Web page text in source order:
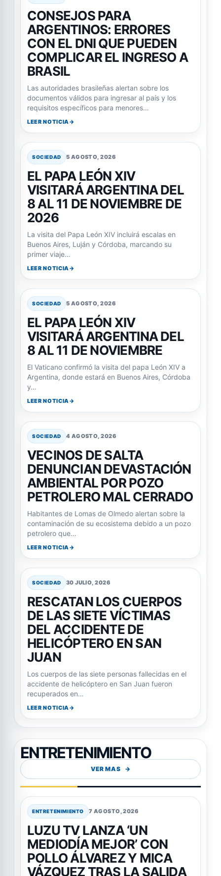
CONSEJOS PARA
ARGENTINOS: ERRORES
CON EL DNI QUE PUEDEN
COMPLICAR EL INGRESO A
BRASIL
Las autoridades brasileñas alertan sobre los
documentos válidos para ingresar al país y los
requisitos específicos para menores…
LEER NOTICIA
SOCIEDAD 5 AGOSTO, 2026
EL PAPA LEÓN XIV
VISITARÁ ARGENTINA DEL
8 AL 11 DE NOVIEMBRE DE
2026
La visita del Papa León XIV incluirá escalas en
Buenos Aires, Luján y Córdoba, marcando su
primer viaje…
LEER NOTICIA
SOCIEDAD 5 AGOSTO, 2026
EL PAPA LEÓN XIV
VISITARÁ ARGENTINA DEL
8 AL 11 DE NOVIEMBRE
El Vaticano confirmó la visita del papa León XIV a
Argentina, donde estará en Buenos Aires, Córdoba
y…
LEER NOTICIA
SOCIEDAD 4 AGOSTO, 2026
VECINOS DE SALTA
DENUNCIAN DEVASTACIÓN
AMBIENTAL POR POZO
PETROLERO MAL CERRADO
Habitantes de Lomas de Olmedo alertan sobre la
contaminación de su ecosistema debido a un pozo
petrolero que…
LEER NOTICIA
SOCIEDAD 30 JULIO, 2026
RESCATAN LOS CUERPOS
DE LAS SIETE VÍCTIMAS
DEL ACCIDENTE DE
HELICÓPTERO EN SAN
JUAN
Los cuerpos de las siete personas fallecidas en el
accidente de helicóptero en San Juan fueron
recuperados en…
LEER NOTICIA
ENTRETENIMIENTO
VER MAS
ENTRETENIMIENTO 7 AGOSTO, 2026
LUZU TV LANZA ‘UN
MEDIODÍA MEJOR’ CON
POLLO ÁLVAREZ Y MICA
VÁZQUEZ TRAS LA SALIDA